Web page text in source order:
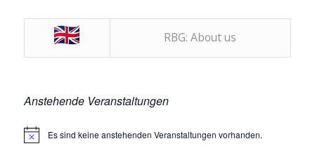
RBG: About us
Anstehende Veranstaltungen
HinweisEs sind keine anstehenden Veranstaltungen vorhanden.